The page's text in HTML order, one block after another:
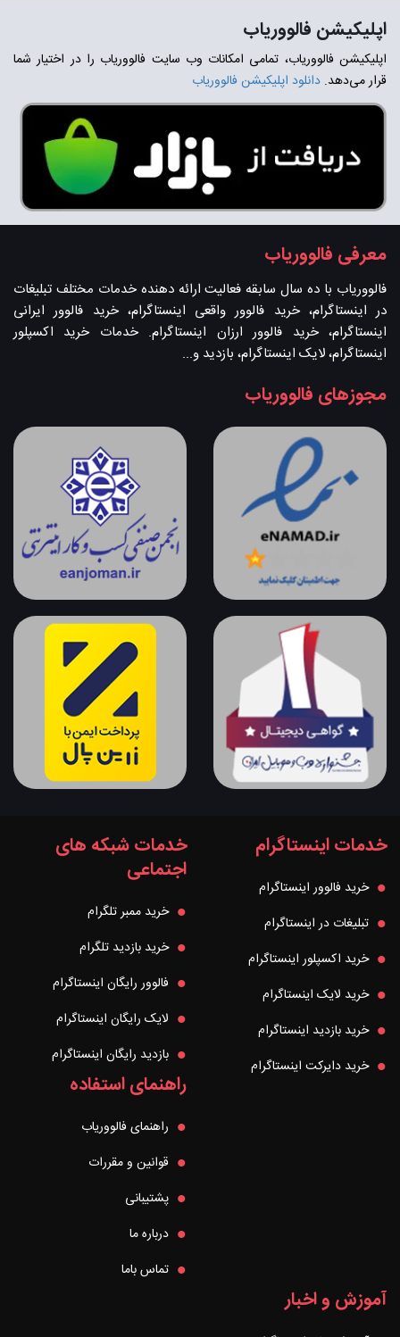
اپلیکیشن فالووریاب
اپلیکیشن فالووریاب، تمامی امکانات وب سایت فالووریاب را در اختیار شما
قرار می‌دهد. دانلود اپلیکیشن فالووریاب
معرفی فالووریاب
فالووریاب با ده سال سابقه فعالیت ارائه دهنده خدمات مختلف تبلیغات
در اینستاگرام، خرید فالوور واقعی اینستاگرام، خرید فالوور ایرانی
اینستاگرام، خرید فالوور ارزان اینستاگرام. خدمات خرید اکسپلور
اینستاگرام، لایک اینستاگرام، بازدید و...
مجوزهای فالووریاب
خدمات اینستاگرام
خرید فالوور اینستاگرام
تبلیغات در اینستاگرام
خرید اکسپلور اینستاگرام
خرید لایک اینستاگرام
خرید بازدید اینستاگرام
خرید دایرکت اینستاگرام
خدمات شبکه های
اجتماعی
خرید ممبر تلگرام
خرید بازدید تلگرام
فالوور رایگان اینستاگرام
لایک رایگان اینستاگرام
بازدید رایگان اینستاگرام
راهنمای استفاده
راهنمای فالووریاب
قوانین و مقررات
پشتیبانی
درباره ما
تماس باما
آموزش و اخبار